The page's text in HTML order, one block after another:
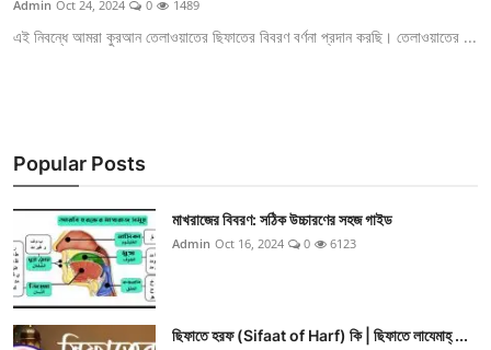
Admin Oct 24, 2024 0 1489
এই নিবন্ধে আমরা কুরআন তেলাওয়াতের ছিফাতের বিবরণ বর্ণনা প্রদান করছি। তেলাওয়াতের ...
Popular Posts
মাখরাজের বিবরণ: সঠিক উচ্চারণের সহজ গাইড
Admin Oct 16, 2024 0 6123
ছিফাতে হরফ (Sifaat of Harf) কি | ছিফাতে লাযেমাহ্ ...